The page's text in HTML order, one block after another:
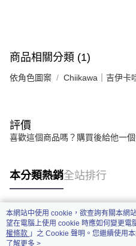
商品相關分類 (1)
依角色圖案 Chiikawa｜吉伊卡
評價
喜歡這個商品嗎？購買後給他一
本分類熱銷全站排行
熱門標籤
本網站中使用 cookie，欲查詢有關本網
望在電腦上使用 cookie 時應如何變更電
權條款 」之 Cookie 聲明。您繼續使用
用條款之 Cookie 聲明使用 cookie。
了解更多 >